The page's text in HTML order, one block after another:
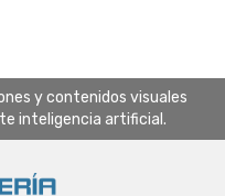
y contenidos visuales
inteligencia artificial.